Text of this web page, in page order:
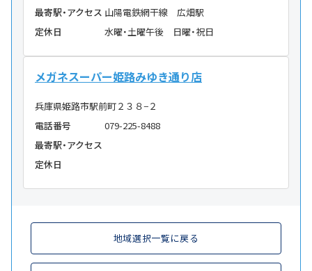
最寄駅・アクセス 山陽電鉄網干線 広畑駅
定休日
水曜・土曜午後 日曜・祝日
メガネスーパー姫路みゆき通り店
兵庫県姫路市駅前町２３８−２
電話番号
079-225-8488
最寄駅・アクセス
定休日
地域選択一覧に戻る